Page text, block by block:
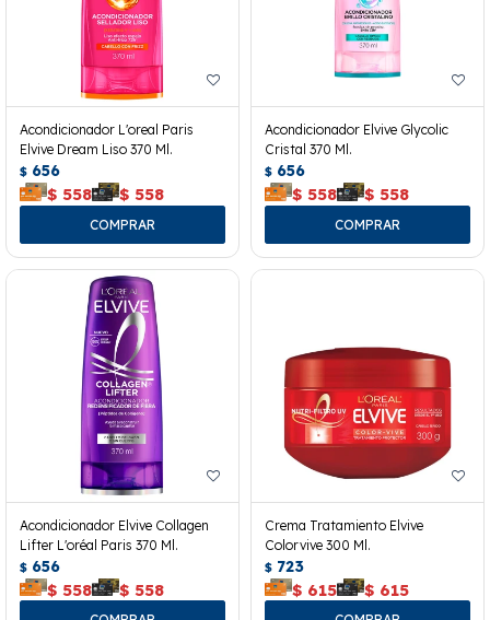
Acondicionador L'oreal Paris
Elvive Dream Liso 370 Ml.
$ 656
$ 558 $ 558
Acondicionador Elvive Glycolic
Cristal 370 Ml.
$ 656
$ 558 $ 558
Acondicionador Elvive Collagen
Lifter L'oréal Paris 370 Ml.
$ 656
$ 558 $ 558
Crema Tratamiento Elvive
Colorvive 300 Ml.
$ 723
$ 615 $ 615